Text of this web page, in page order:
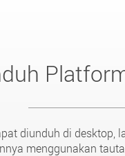
diunduh di desktop,
menggunakan